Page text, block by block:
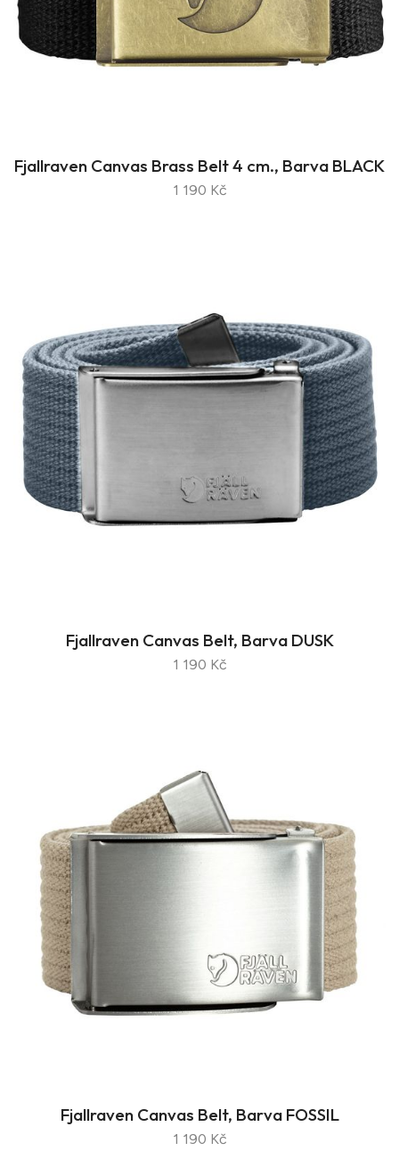
Fjallraven Canvas Brass Belt 4 cm., Barva BLACK
1 190 Kč
Fjallraven Canvas Belt, Barva DUSK
1 190 Kč
Fjallraven Canvas Belt, Barva FOSSIL
1 190 Kč